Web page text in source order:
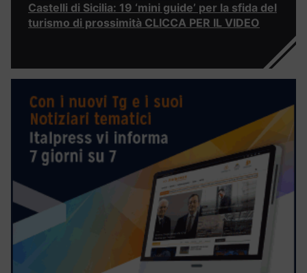
Castelli di Sicilia: 19 ‘mini guide’ per la sfida del
turismo di prossimità CLICCA PER IL VIDEO